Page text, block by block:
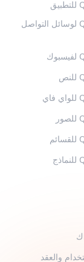
مولد رمز QR لوسائل التواصل
والعقد